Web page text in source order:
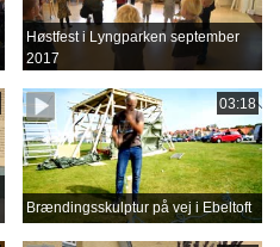
Høstfest i Lyngparken september
2017
03:18
Brændingsskulptur på vej i Ebeltoft